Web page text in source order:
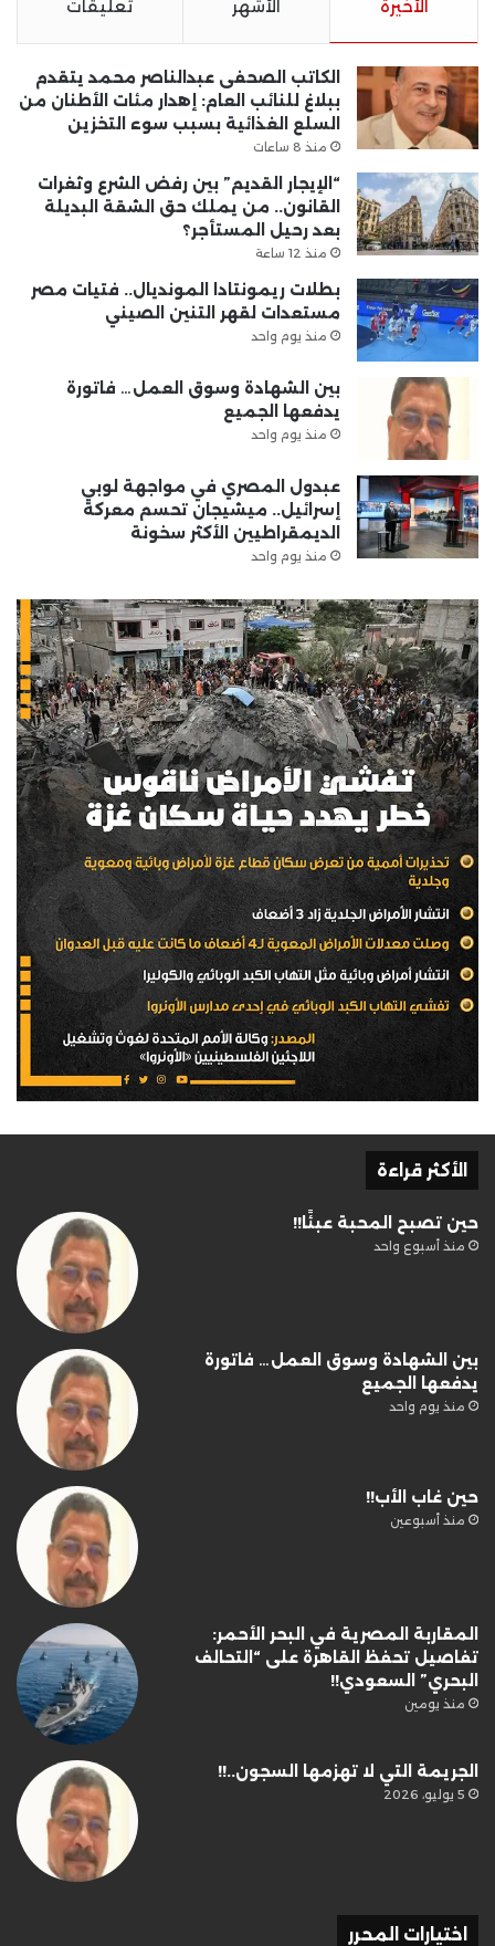
الأخيرة الأشهر تعليقات
الكاتب الصحفى عبدالناصر محمد يتقدم
ببلاغ للنائب العام: إهدار مئات الأطنان من
السلع الغذائية بسبب سوء التخزين
منذ 8 ساعات
“الإيجار القديم” بين رفض الشرع وثغرات
القانون.. من يملك حق الشقة البديلة
بعد رحيل المستأجر؟
منذ 12 ساعة
بطلات ريمونتادا المونديال.. فتيات مصر
مستعدات لقهر التنين الصيني
منذ يوم واحد
بين الشهادة وسوق العمل… فاتورة
يدفعها الجميع
منذ يوم واحد
عبدول المصري في مواجهة لوبي
إسرائيل.. ميشيجان تحسم معركة
الديمقراطيين الأكثر سخونة
منذ يوم واحد
الأكثر قراءة
حين تصبح المحبة عبئًا!!
منذ أسبوع واحد
بين الشهادة وسوق العمل… فاتورة
يدفعها الجميع
منذ يوم واحد
حين غاب الأب!!
منذ أسبوعين
المقاربة المصرية في البحر الأحمر:
تفاصيل تحفظ القاهرة على “التحالف
البحري” السعودي!!
منذ يومين
الجريمة التي لا تهزمها السجون..!!
5 يوليو، 2026
اختيارات المحرر